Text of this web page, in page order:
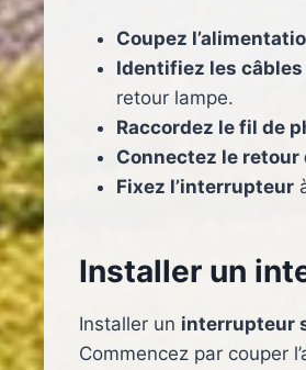
Coupez
Identifiez les
retour lampe.
Raccordez le fil de
Connectez le retour
Fixez l’interrupteur
Installer un
Installer un interrupteur
Commencez par couper